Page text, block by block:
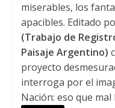
miserables, los
apacibles. Editado
(Trabajo de
Paisaje Argentino)
proyecto
interroga por el
Nación: eso que mal